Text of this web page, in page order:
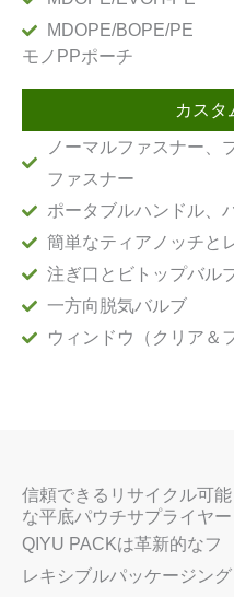
MDOPE/BOPE/PE
モノPPポーチ
カスタ
ノーマルファスナー、
ファスナー
ポータブルハンドル、
簡単なティアノッチと
注ぎ口とビトップバル
一方向脱気バルブ
ウィンドウ（クリア＆
信頼できるリサイクル可能
な平底パウチサプライヤー
QIYU PACKは革新的なフ
レキシブルパッケージング